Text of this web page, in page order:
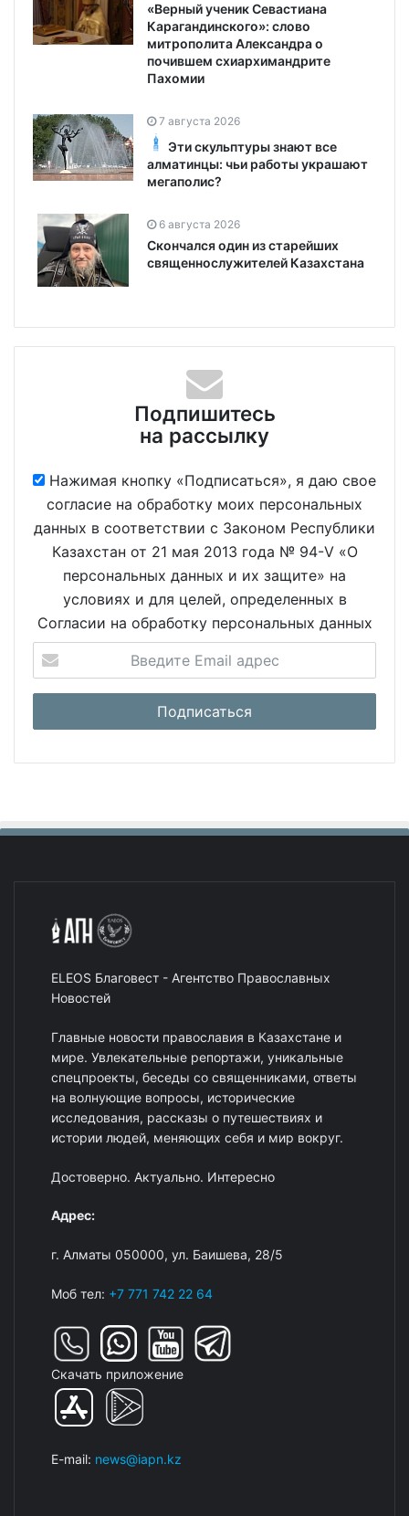
«Верный ученик Севастиана
Карагандинского»: слово
митрополита Александра о
почившем схиархимандрите
Пахомии
7 августа 2026
Эти скульптуры знают все
алматинцы: чьи работы украшают
мегаполис?
6 августа 2026
Скончался один из старейших
священнослужителей Казахстана
Подпишитесь
на рассылку
Нажимая кнопку «Подписаться», я даю свое
согласие на обработку моих персональных
данных в соответствии с Законом Республики
Казахстан от 21 мая 2013 года № 94-V «О
персональных данных и их защите» на
условиях и для целей, определенных в
Согласии на обработку персональных данных
ELEOS Благовест - Агентство Православных
Новостей
Главные новости православия в Казахстане и
мире. Увлекательные репортажи, уникальные
спецпроекты, беседы со священниками, ответы
на волнующие вопросы, исторические
исследования, рассказы о путешествиях и
истории людей, меняющих себя и мир вокруг.
Достоверно. Актуально. Интересно
Адрес:
г. Алматы 050000, ул. Баишева, 28/5
Моб тел: +7 771 742 22 64
Скачать приложение
E-mail: news@iapn.kz